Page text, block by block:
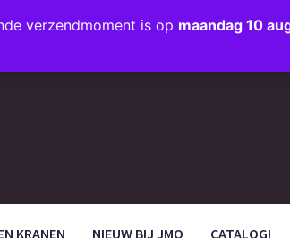
verzendmoment is op maandag 10
+31 (0)35 203
KRANEN NIEUW BIJ JMO CATALOGI